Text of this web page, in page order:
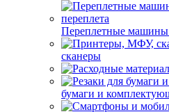
Переплетные машины
сканеры
бумаги и